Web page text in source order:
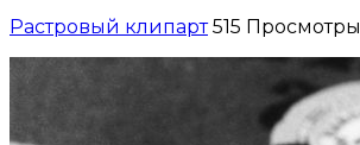
Растровый клипарт 515 Просмотры